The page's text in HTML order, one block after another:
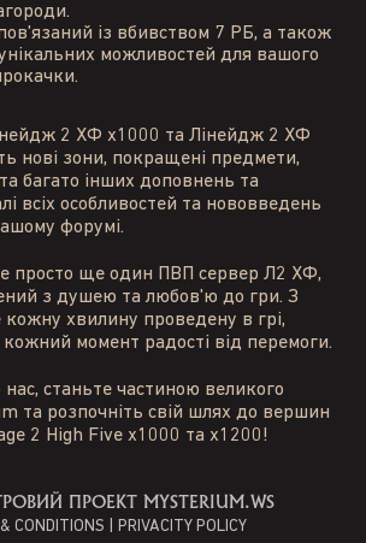
із вбивством 7 РБ, а також
можливостей для вашого
2 ХФ x1000 та Лінейдж 2 ХФ
нові зони, покращені предмети,
багато інших доповнень та
всіх особливостей та нововведень
форумі.
просто ще один ПВП сервер Л2 ХФ,
з душею та любов'ю до гри. З
кожну хвилину проведену в грі,
момент радості від перемоги.
станьте частиною великого
та розпочніть свій шлях до вершин
2 High Five x1000 та x1200!
ПРОЕКТ MYSTERIUM.WS
& CONDITIONS PRIVACITY POLICY